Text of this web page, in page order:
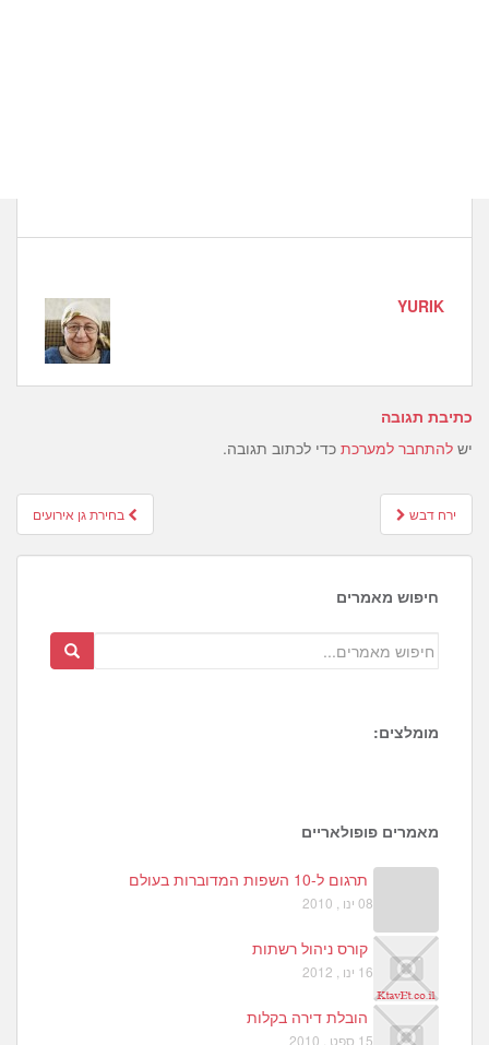
YURIK
כתיבת תגובה
יש להתחבר למערכת כדי לכתוב תגובה.
Post
navigation
בחירת גן אירועים ירח דבש
חיפוש מאמרים
מומלצים:
4
מאמרים פופולאריים
תרגום ל-10 השפות המדוברות בעולם
08 ינו , 2010
קורס ניהול רשתות
16 ינו , 2012
הובלת דירה בקלות
15 ספט , 2010